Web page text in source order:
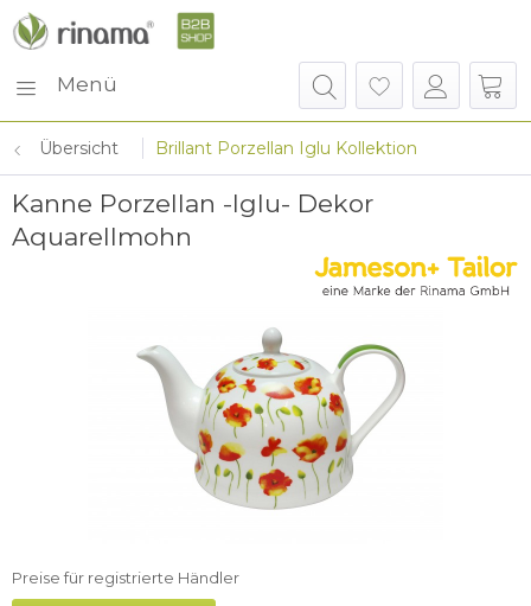
Menü
Übersicht Brillant Porzellan Iglu Kollektion
Kanne Porzellan -Iglu- Dekor
Aquarellmohn
Preise für registrierte Händler